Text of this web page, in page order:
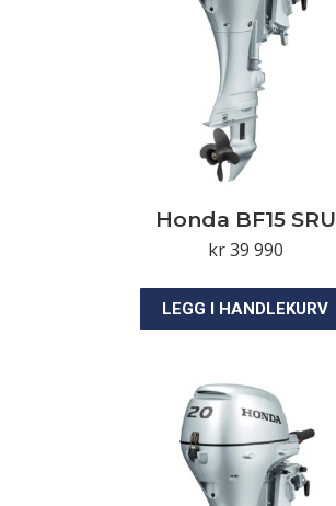
Honda BF15 SRU
kr39 990
LEGG I HANDLEKURV